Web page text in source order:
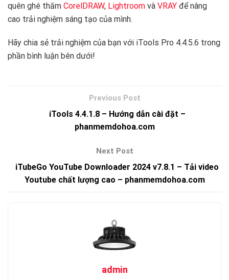
quên ghé thăm CorelDRAW, Lightroom và VRAY để nâng
cao trải nghiệm sáng tạo của mình.
Hãy chia sẻ trải nghiệm của bạn với iTools Pro 4.4.5.6 trong
phần bình luận bên dưới!
iTools 4.4.1.8 – Hướng dẫn cài đặt –
phanmemdohoa.com
iTubeGo YouTube Downloader 2024 v7.8.1 – Tải video
Youtube chất lượng cao – phanmemdohoa.com
admin